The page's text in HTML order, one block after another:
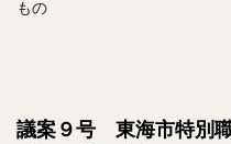
もの
議案９号 東海市特別